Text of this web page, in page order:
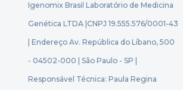
Igenomix Brasil Laboratório de Medicina
Genética LTDA | CNPJ 19.555.576/0001-43
| Endereço Av. República do Líbano, 500
- 04502-000 | São Paulo - SP |
Responsável Técnica: Paula Regina